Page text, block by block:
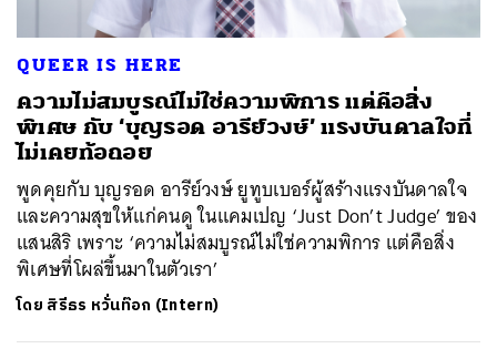
QUEER IS HERE
ความไม่สมบูรณ์ไม่ใช่ความพิการ แต่คือสิ่ง
พิเศษ กับ ‘บุญรอด อารีย์วงษ์’ แรงบันดาลใจที่
ไม่เคยท้อถอย
พูดคุยกับ บุญรอด อารีย์วงษ์ ยูทูบเบอร์ผู้สร้างแรงบันดาลใจ
และความสุขให้แก่คนดู ในแคมเปญ ‘Just Don’t Judge’ ของ
แสนสิริ เพราะ ‘ความไม่สมบูรณ์ไม่ใช่ความพิการ แต่คือสิ่ง
พิเศษที่โผล่ขึ้นมาในตัวเรา’
โดย สิรีธร หวั่นท๊อก (Intern)